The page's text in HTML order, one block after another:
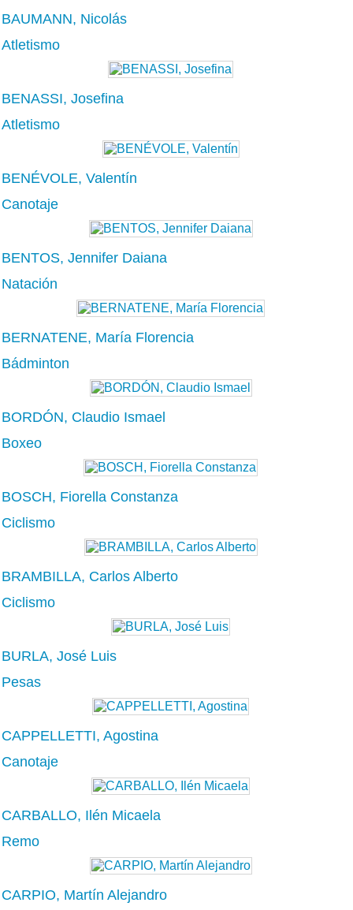
BAUMANN, Nicolás
Atletismo
BENASSI, Josefina
Atletismo
BENÉVOLE, Valentín
Canotaje
BENTOS, Jennifer Daiana
Natación
BERNATENE, María Florencia
Bádminton
BORDÓN, Claudio Ismael
Boxeo
BOSCH, Fiorella Constanza
Ciclismo
BRAMBILLA, Carlos Alberto
Ciclismo
BURLA, José Luis
Pesas
CAPPELLETTI, Agostina
Canotaje
CARBALLO, Ilén Micaela
Remo
CARPIO, Martín Alejandro